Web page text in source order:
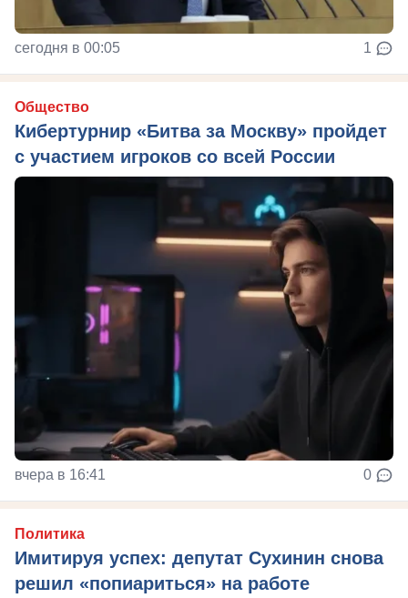
сегодня в 00:05 1
Общество
Кибертурнир «Битва за Москву» пройдет
с участием игроков со всей России
вчера в 16:41 0
Политика
Имитируя успех: депутат Сухинин снова
решил «попиариться» на работе